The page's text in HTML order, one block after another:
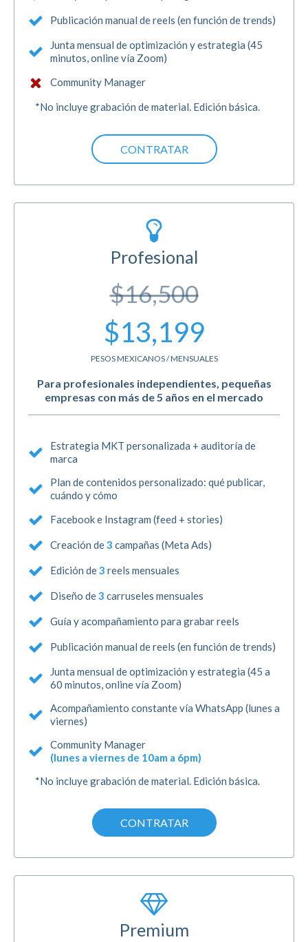
Publicación manual de reels (en función de trends)
Junta mensual de optimización y estrategia (45
minutos, online vía Zoom)
Community Manager
*No incluye grabación de material. Edición básica.
CONTRATAR
Profesional
$16,500
$13,199
PESOS MEXICANOS / MENSUALES
Para profesionales independientes, pequeñas
empresas con más de 5 años en el mercado
Estrategia MKT personalizada + auditoría de
marca
Plan de contenidos personalizado: qué publicar,
cuándo y cómo
Facebook e Instagram (feed + stories)
Creación de3 campañas (Meta Ads)
Edición de3 reels mensuales
Diseño de3 carruseles mensuales
Guía y acompañamiento para grabar reels
Publicación manual de reels (en función de trends)
Junta mensual de optimización y estrategia (45 a
60 minutos, online vía Zoom)
Acompañamiento constante vía WhatsApp (lunes a
viernes)
Community Manager
(lunes a viernes de 10am a 6pm)
*No incluye grabación de material. Edición básica.
CONTRATAR
Premium